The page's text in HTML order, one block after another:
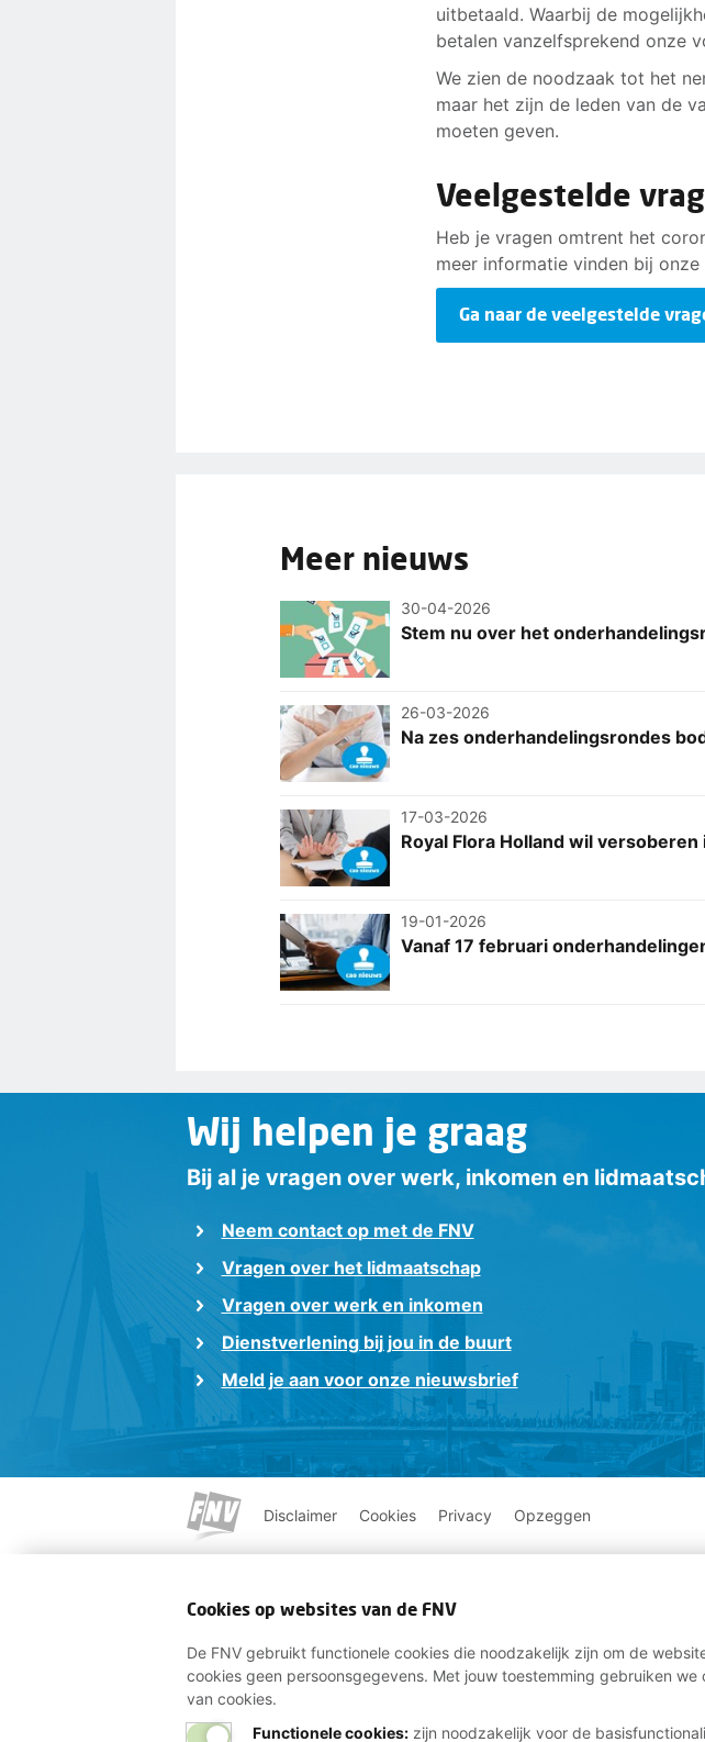
uitbetaald. Waarbij de
betalen vanzelfsprekend onze
We zien de noodzaak tot het
maar het zijn de leden van de
moeten geven.
Veelgestelde
Heb je vragen omtrent het
meer informatie vinden bij
Ga naar de veelgestelde
Meer nieuws
30-04-2026
Stem nu over het
26-03-2026
Na zes onderhandelingsrondes
17-03-2026
Royal Flora Holland wil
19-01-2026
Vanaf 17 februari
Wij helpen je graag
Bij al je vragen over werk, inkomen en
Neem contact op met de FNV
Vragen over het lidmaatschap
Vragen over werk en inkomen
Dienstverlening bij jou in de buurt
Meld je aan voor onze nieuwsbrief
Disclaimer Cookies Privacy Opzeggen
Cookies op websites van de FNV
De FNV gebruikt functionele cookies die noodzakelijk zijn om de
cookies geen persoonsgegevens. Met jouw toestemming gebruiken
van cookies.
Functionele cookies:zijn noodzakelijk voor de